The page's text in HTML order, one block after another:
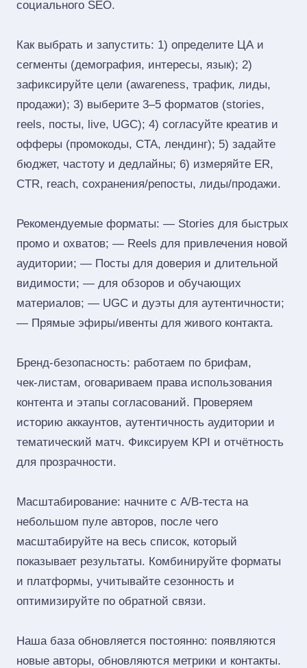
социального SEO.
Как выбрать и запустить: 1) определите ЦА и
сегменты (демография, интересы, язык); 2)
зафиксируйте цели (awareness, трафик, лиды,
продажи); 3) выберите 3–5 форматов (stories,
reels, посты, live, UGC); 4) согласуйте креатив и
офферы (промокоды, CTA, лендинг); 5) задайте
бюджет, частоту и дедлайны; 6) измеряйте ER,
CTR, reach, сохранения/репосты, лиды/продажи.
Рекомендуемые форматы: — Stories для быстрых
промо и охватов; — Reels для привлечения новой
аудитории; — Посты для доверия и длительной
видимости; — для обзоров и обучающих
материалов; — UGC и дуэты для аутентичности;
— Прямые эфиры/ивенты для живого контакта.
Бренд‑безопасность: работаем по брифам,
чек‑листам, оговариваем права использования
контента и этапы согласований. Проверяем
историю аккаунтов, аутентичность аудитории и
тематический матч. Фиксируем KPI и отчётность
для прозрачности.
Масштабирование: начните с A/B‑теста на
небольшом пуле авторов, после чего
масштабируйте на весь список, который
показывает результаты. Комбинируйте форматы
и платформы, учитывайте сезонность и
оптимизируйте по обратной связи.
Наша база обновляется постоянно: появляются
новые авторы, обновляются метрики и контакты.